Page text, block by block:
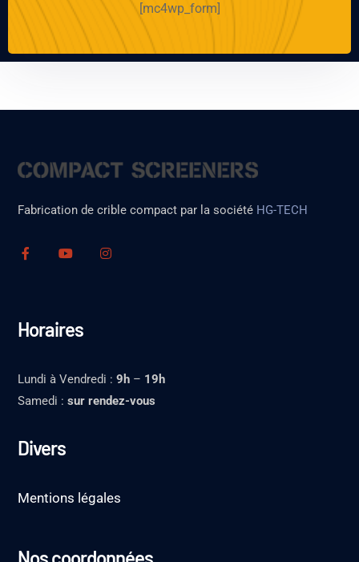
[mc4wp_form]
Fabrication de crible compact par la société HG-TECH
Horaires
Lundi à Vendredi :9h – 19h
Samedi :sur rendez-vous
Divers
Mentions légales